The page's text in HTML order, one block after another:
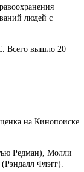
людей с
Всего вышло 20
на Кинопоиске
Редман), Молли
Флэгг).